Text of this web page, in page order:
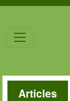
Articles